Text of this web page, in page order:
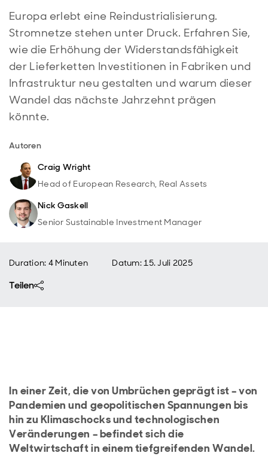
Europa erlebt eine Reindustrialisierung.
Stromnetze stehen unter Druck. Erfahren Sie,
wie die Erhöhung der Widerstandsfähigkeit
der Lieferketten Investitionen in Fabriken und
Infrastruktur neu gestalten und warum dieser
Wandel das nächste Jahrzehnt prägen
könnte.
Autoren
Craig Wright
Head of European Research, Real Assets
Nick Gaskell
Senior Sustainable Investment Manager
Duration: 4 Minuten Datum:15. Juli 2025
Teilen
In einer Zeit, die von Umbrüchen geprägt ist – von
Pandemien und geopolitischen Spannungen bis
hin zu Klimaschocks und technologischen
Veränderungen – befindet sich die
Weltwirtschaft in einem tiefgreifenden Wandel.